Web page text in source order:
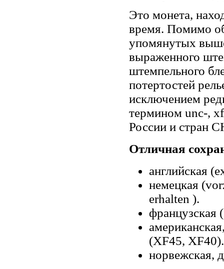
Это монета,
время. Помимо
упомянутых
выраженного
штемпельного
потертостей
исключением
термином unc-,
России и стран
Отличная
английская
немецкая
erhalten ).
французская
(XF45, XF40).
норвежская,